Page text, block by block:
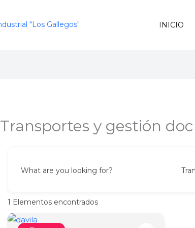
INICIO
Transportes y gestión
What are you looking for?
1 Elementos encontrados